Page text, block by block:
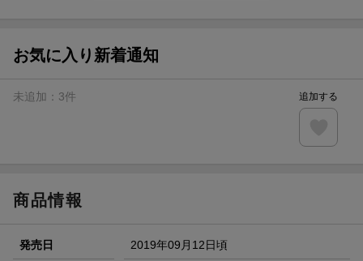
ト山分け
エントリー＆3,000円以上購入で無料データSIM（3GB/月プ
楽天モバイル紹介キャンペーンの拡散で300円OFFクーポン
お気に入り新着通知
未追加： 3件 追加する
商品情報
発売日 2019年09月12日頃